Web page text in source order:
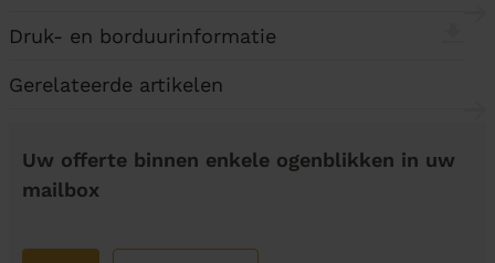
Druk- en borduurinformatie
Gerelateerde artikelen
Uw offerte binnen enkele ogenblikken in uw
mailbox